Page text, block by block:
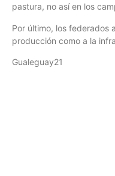
pastura, no así en los
Por último, los federados
producción como a la
Gualeguay21